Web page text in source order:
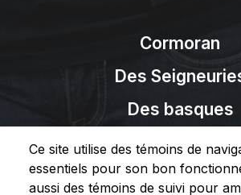
Cormoran
Des
Des basques
Région Témis
Rimouski-
Ce site utilise des témoins de
essentiels pour son bon
aussi des témoins de suivi pour